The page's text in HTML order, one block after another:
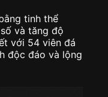
tinh thể
và tăng độ
với 54 viên đá
độc đáo và lộng